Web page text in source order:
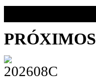
PRÓXIMOS